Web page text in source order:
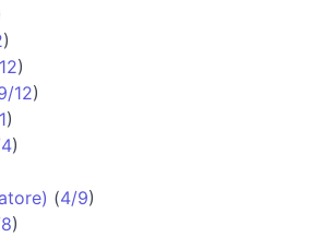
)
)
12)
)
)
(4/9)
)